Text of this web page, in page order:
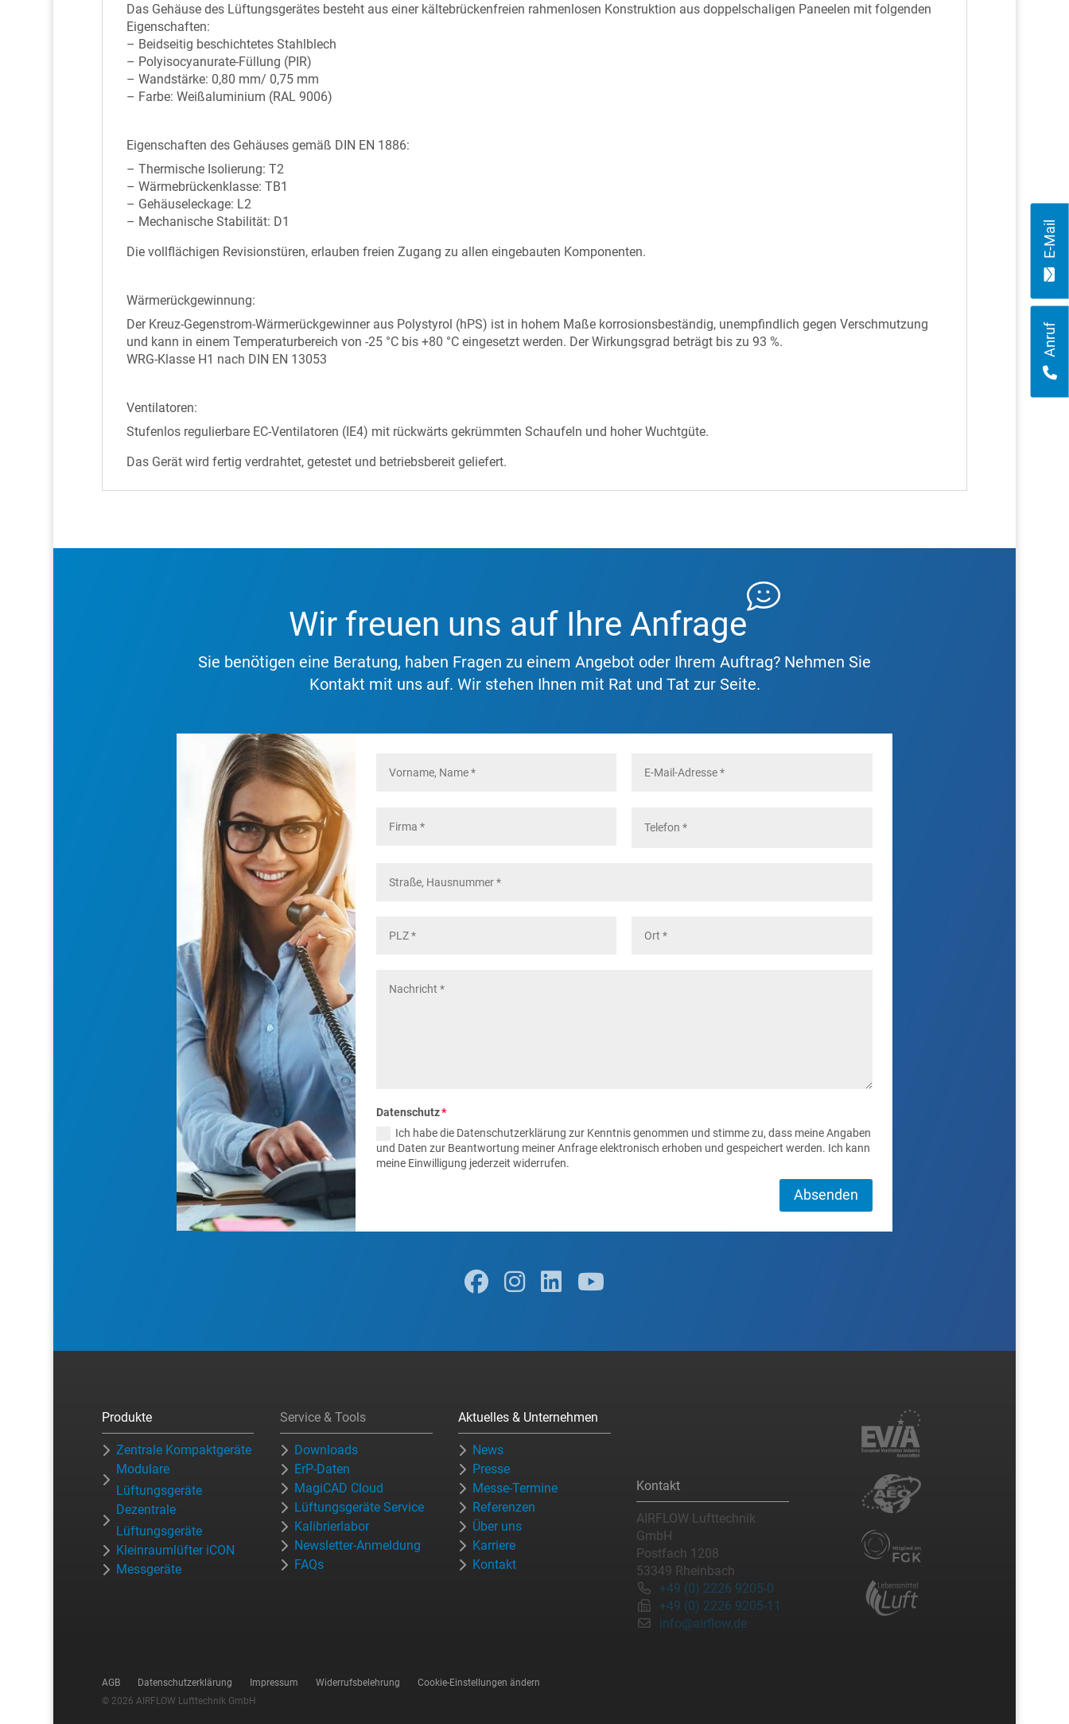
Das Gehäuse des Lüftungsgerätes besteht aus einer kältebrückenfreien rahmenlosen Konstruktion aus doppelschaligen Paneelen mit folgenden
Eigenschaften:
– Beidseitig beschichtetes Stahlblech
– Polyisocyanurate-Füllung (PIR)
– Wandstärke: 0,80 mm/ 0,75 mm
– Farbe: Weißaluminium (RAL 9006)
Eigenschaften des Gehäuses gemäß DIN EN 1886:
– Thermische Isolierung: T2
– Wärmebrückenklasse: TB1
– Gehäuseleckage: L2
– Mechanische Stabilität: D1
Die vollflächigen Revisionstüren, erlauben freien Zugang zu allen eingebauten Komponenten.
Wärmerückgewinnung:
Der Kreuz-Gegenstrom-Wärmerückgewinner aus Polystyrol (hPS) ist in hohem Maße korrosionsbeständig, unempfindlich gegen Verschmutzung
und kann in einem Temperaturbereich von -25 °C bis +80 °C eingesetzt werden. Der Wirkungsgrad beträgt bis zu 93 %.
WRG-Klasse H1 nach DIN EN 13053
Ventilatoren:
Stufenlos regulierbare EC-Ventilatoren (IE4) mit rückwärts gekrümmten Schaufeln und hoher Wuchtgüte.
Das Gerät wird fertig verdrahtet, getestet und betriebsbereit geliefert.
Wir freuen uns auf Ihre Anfrage
Sie benötigen eine Beratung, haben Fragen zu einem Angebot oder Ihrem Auftrag? Nehmen Sie
Kontakt mit uns auf. Wir stehen Ihnen mit Rat und Tat zur Seite.
Datenschutz
Ich habe die Datenschutzerklärung zur Kenntnis genommen und stimme zu, dass meine Angaben
und Daten zur Beantwortung meiner Anfrage elektronisch erhoben und gespeichert werden. Ich kann
meine Einwilligung jederzeit widerrufen.
Absenden
Produkte
Zentrale Kompaktgeräte
Modulare
Lüftungsgeräte
Dezentrale
Lüftungsgeräte
Kleinraumlüfter iCON
Messgeräte
Service & Tools
Downloads
ErP-Daten
MagiCAD Cloud
Lüftungsgeräte Service
Kalibrierlabor
Newsletter-Anmeldung
FAQs
Aktuelles & Unternehmen
News
Presse
Messe-Termine
Referenzen
Über uns
Karriere
Kontakt
Kontakt
AIRFLOW Lufttechnik
GmbH
Postfach 1208
53349 Rheinbach
+49 (0) 2226 9205-0
+49 (0) 2226 9205-11
info@airflow.de
AGB Datenschutzerklärung Impressum Widerrufsbelehrung
Cookie-Einstellungen ändern
© 2026 AIRFLOW Lufttechnik GmbH
Anruf
E-Mail